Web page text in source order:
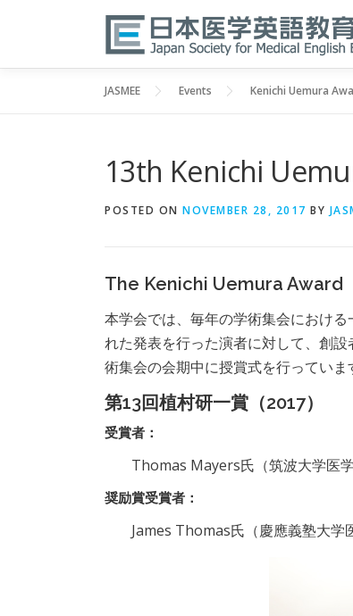
JASMEE Events Kenichi Uemura
13th Kenichi
POSTED ON NOVEMBER 28, 2017 BY
The Kenichi Uemura Award
本学会では、毎年の学術集会におけ
れた発表を行った演者に対して、創
術集会の会期中に授賞式を行っていま
第13回植村研一賞（2017）
受賞者：
Thomas Mayers氏（筑波大学医
奨励賞受賞者：
James Thomas氏（慶應義塾大学